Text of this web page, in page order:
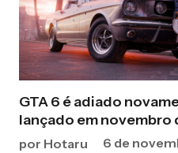
GTA 6 é adiado
lançado em novembro
por Hotaru 6 de